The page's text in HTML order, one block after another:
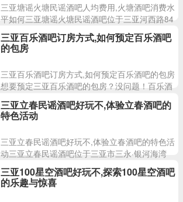
三亚塘谣火塘民谣酒吧人均费用,火塘酒吧消费水
平如何三亚塘谣火塘民谣酒吧位于三亚河西路84
号，是一家以民谣音乐为主题的酒吧。在这里，
你可以感受到浓厚
三亚百乐酒吧订房方式,如何预定百乐酒吧
的包房
三亚百乐酒吧订房方式,如何预定百乐酒吧的包房
想要预定三亚百乐酒吧的包房？没问题！百乐酒
吧位于三亚直辖村级区划大东海银泰度假酒店斜
对面，是三亚市内一
三亚立春民谣酒吧好玩不,体验立春酒吧的
特色活动
三亚立春民谣酒吧好玩不,体验立春酒吧的特色活
动三亚立春民谣酒吧位于三亚市三永·银河海湾
79-7号，是三亚地区一家备受欢迎的文艺氛围酒
吧。每年立春之
三亚100星空酒吧好玩不,探索100星空酒吧
的乐趣与惊喜